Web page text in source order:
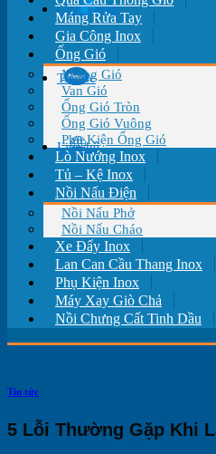
Giới Thiệu
Tin tức
Liên hệ
Máng Rửa Tay
Gia Công Inox
Ống Gió
Miệng Gió
Van Gió
Ống Gió Tròn
Ống Gió Vuông
Phụ Kiện Ống Gió
Lò Nướng Inox
Tủ – Kệ Inox
Nồi Nấu Điện
Nồi Nấu Phở
Nồi Nấu Cháo
Xe Đẩy Inox
Lan Can Cầu Thang Inox
Phụ Kiện Inox
Máy Xay Giò Chả
Nồi Chưng Cất Tinh Dầu
Tin tức
5 Lỗi Thường Gặp Khi